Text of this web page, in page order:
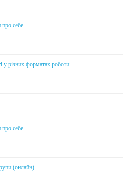
про себе
у різних форматах роботи
про себе
(онлайн)